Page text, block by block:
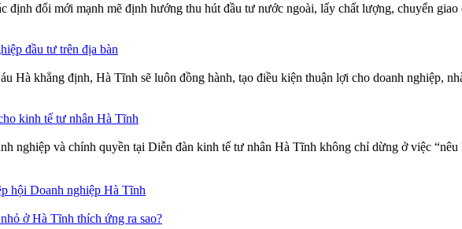
đổi mới mạnh mẽ định hướng thu hút đầu tư nước ngoài, lấy chất lượng, chuyển
đầu tư trên địa bàn
Hà khẳng định, Hà Tĩnh sẽ luôn đồng hành, tạo điều kiện thuận lợi cho doanh nghiệp,
kinh tế tư nhân Hà Tĩnh
nghiệp và chính quyền tại Diễn đàn kinh tế tư nhân Hà Tĩnh không chỉ dừng ở việc
hội Doanh nghiệp Hà Tĩnh
ở Hà Tĩnh thích ứng ra sao?